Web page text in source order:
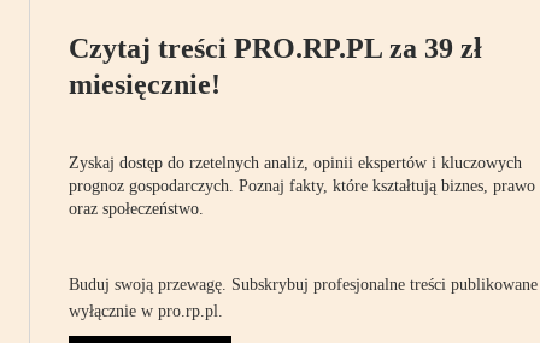
Czytaj treści PRO.RP.PL za 39 zł
miesięcznie!
Zyskaj dostęp do rzetelnych analiz, opinii ekspertów i kluczowych
prognoz gospodarczych. Poznaj fakty, które kształtują biznes, prawo
oraz społeczeństwo.
Buduj swoją przewagę. Subskrybuj profesjonalne treści publikowane
wyłącznie w pro.rp.pl.